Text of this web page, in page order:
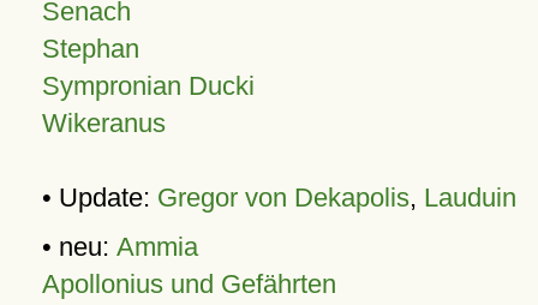
Senach
Stephan
Sympronian Ducki
Wikeranus
• Update: Gregor von Dekapolis, Lauduin
• neu: Ammia
Apollonius und Gefährten